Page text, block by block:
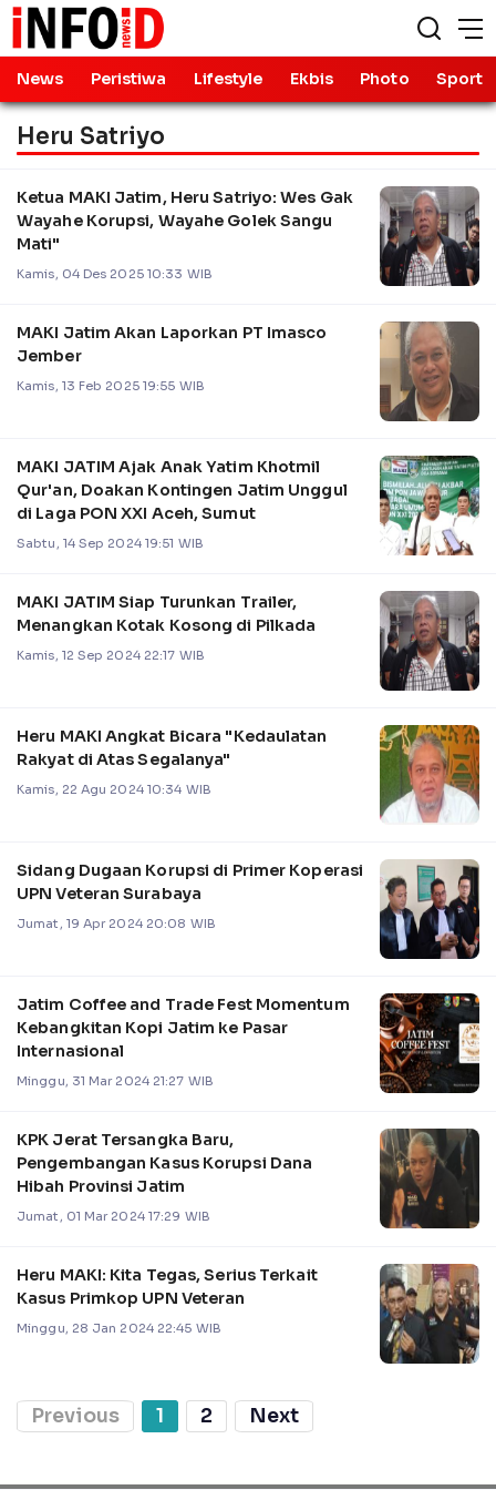
News Peristiwa Lifestyle Ekbis Photo Sport
Heru Satriyo
Ketua MAKI Jatim, Heru Satriyo: Wes Gak
Wayahe Korupsi, Wayahe Golek Sangu
Mati"
Kamis, 04 Des 2025 10:33 WIB
MAKI Jatim Akan Laporkan PT Imasco
Jember
Kamis, 13 Feb 2025 19:55 WIB
MAKI JATIM Ajak Anak Yatim Khotmil
Qur'an, Doakan Kontingen Jatim Unggul
di Laga PON XXI Aceh, Sumut
Sabtu, 14 Sep 2024 19:51 WIB
MAKI JATIM Siap Turunkan Trailer,
Menangkan Kotak Kosong di Pilkada
Kamis, 12 Sep 2024 22:17 WIB
Heru MAKI Angkat Bicara "Kedaulatan
Rakyat di Atas Segalanya"
Kamis, 22 Agu 2024 10:34 WIB
Sidang Dugaan Korupsi di Primer Koperasi
UPN Veteran Surabaya
Jumat, 19 Apr 2024 20:08 WIB
Jatim Coffee and Trade Fest Momentum
Kebangkitan Kopi Jatim ke Pasar
Internasional
Minggu, 31 Mar 2024 21:27 WIB
KPK Jerat Tersangka Baru,
Pengembangan Kasus Korupsi Dana
Hibah Provinsi Jatim
Jumat, 01 Mar 2024 17:29 WIB
Heru MAKI: Kita Tegas, Serius Terkait
Kasus Primkop UPN Veteran
Minggu, 28 Jan 2024 22:45 WIB
Previous 1 2 Next